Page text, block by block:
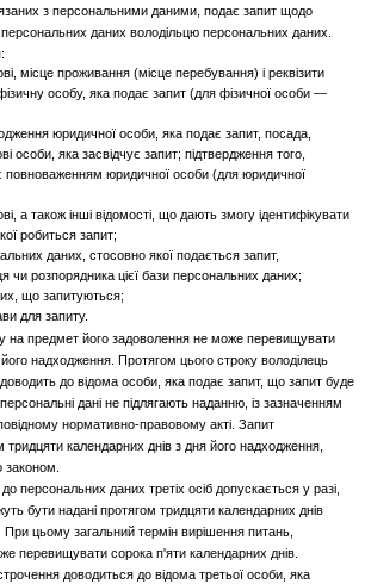
з персональними даними, подає запит щодо
даних володільцю персональних даних.
місце проживання (місце перебування) і реквізити
особу, яка подає запит (для фізичної особи —
юридичної особи, яка подає запит, посада,
особи, яка засвідчує запит; підтвердження того,
повноваженням юридичної особи (для юридичної
а також інші відомості, що дають змогу ідентифікувати
робиться запит;
даних, стосовно якої подається запит,
чи розпорядника цієї бази персональних даних;
що запитуються;
для запиту.
на предмет його задоволення не може перевищувати
надходження. Протягом цього строку володілець
до відома особи, яка подає запит, що запит буде
дані не підлягають наданню, із зазначенням
нормативно-правовому акті. Запит
тридцяти календарних днів з дня його надходження,
законом.
персональних даних третіх осіб допускається у разі,
бути надані протягом тридцяти календарних днів
цьому загальний термін вирішення питань,
перевищувати сорока п'яти календарних днів.
доводиться до відома третьої особи, яка